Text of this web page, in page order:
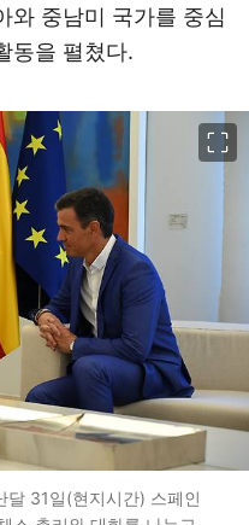
와 중남미 국가를 중심
동을 펼쳤다.
달 31일(현지시간) 스페인